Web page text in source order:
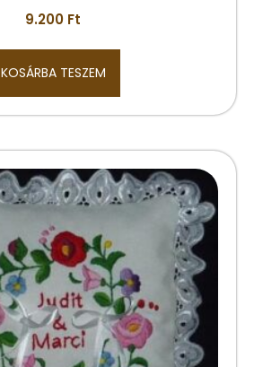
9.200 Ft
KOSÁRBA TESZEM